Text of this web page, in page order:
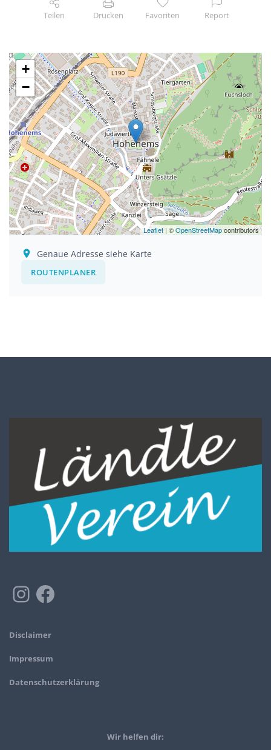
Teilen Drucken Favoriten Report
+
−
Leaflet | ©OpenStreetMapcontributors
Genaue Adresse siehe Karte
ROUTENPLANER
Disclaimer
Impressum
Datenschutzerklärung
Wir helfen dir: